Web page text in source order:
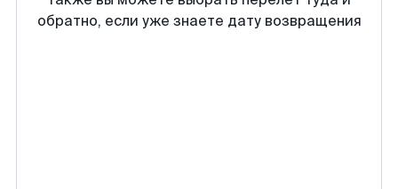
обратно, если уже знаете дату возвращения